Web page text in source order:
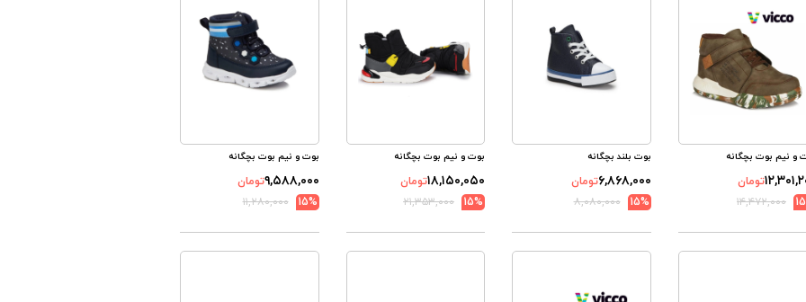
و نیم بوت بچگانه
تومان
۱۴,۴۷۲,۰۰۰
بوت بلند بچگانه
۶,۸۶۸,۰۰۰تومان
15%
۸,۰۸۰,۰۰۰
بوت و نیم بوت بچگانه
۱۸,۱۵۰,۰۵۰تومان
15%
۲۱,۳۵۳,۰۰۰
بوت و نیم بوت بچگانه
۹,۵۸۸,۰۰۰تومان
15%
۱۱,۲۸۰,۰۰۰